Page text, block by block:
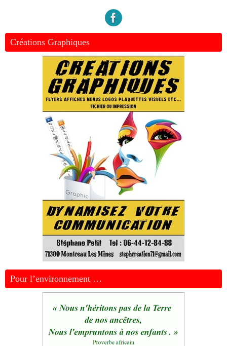
Créations Graphiques
Pour l’environnement …